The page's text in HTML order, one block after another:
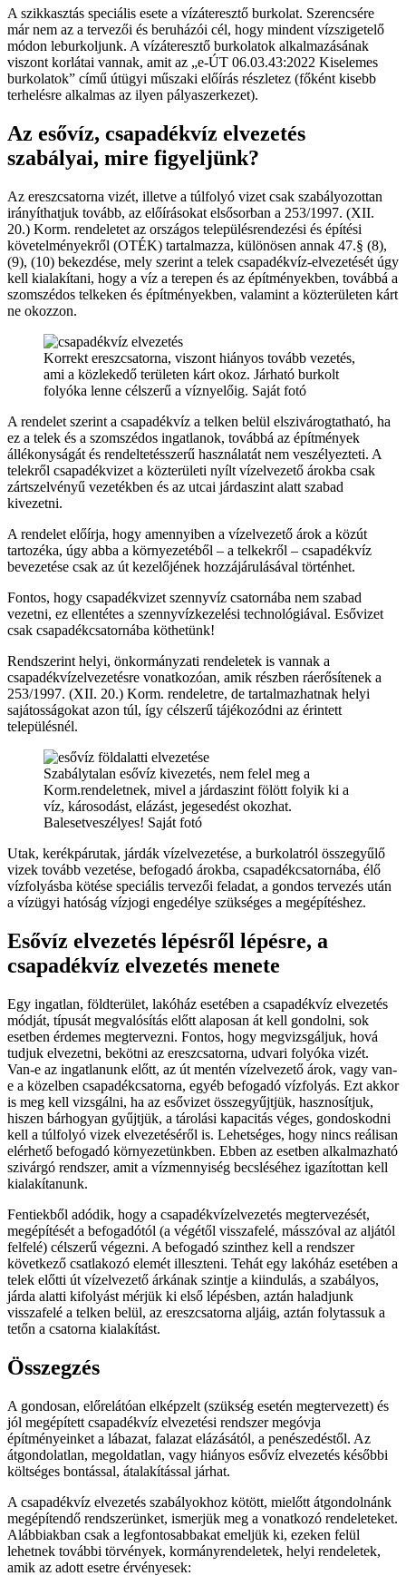
A szikkasztás speciális esete a vízáteresztő burkolat. Szerencsére
már nem az a tervezői és beruházói cél, hogy mindent vízszigetelő
módon leburkoljunk. A vízáteresztő burkolatok alkalmazásának
viszont korlátai vannak, amit az „e-ÚT 06.03.43:2022 Kiselemes
burkolatok” című útügyi műszaki előírás részletez (főként kisebb
terhelésre alkalmas az ilyen pályaszerkezet).
Az esővíz, csapadékvíz elvezetés
szabályai, mire figyeljünk?
Az ereszcsatorna vizét, illetve a túlfolyó vizet csak szabályozottan
irányíthatjuk tovább, az előírásokat elsősorban a 253/1997. (XII.
20.) Korm. rendeletet az országos településrendezési és építési
követelményekről (OTÉK) tartalmazza, különösen annak 47.§ (8),
(9), (10) bekezdése, mely szerint a telek csapadékvíz-elvezetését úgy
kell kialakítani, hogy a víz a terepen és az építményekben, továbbá a
szomszédos telkeken és építményekben, valamint a közterületen kárt
ne okozzon.
Korrekt ereszcsatorna, viszont hiányos tovább vezetés,
ami a közlekedő területen kárt okoz. Járható burkolt
folyóka lenne célszerű a víznyelőig. Saját fotó
A rendelet szerint a csapadékvíz a telken belül elszivárogtatható, ha
ez a telek és a szomszédos ingatlanok, továbbá az építmények
állékonyságát és rendeltetésszerű használatát nem veszélyezteti. A
telekről csapadékvizet a közterületi nyílt vízelvezető árokba csak
zártszelvényű vezetékben és az utcai járdaszint alatt szabad
kivezetni.
A rendelet előírja, hogy amennyiben a vízelvezető árok a közút
tartozéka, úgy abba a környezetéből – a telkekről – csapadékvíz
bevezetése csak az út kezelőjének hozzájárulásával történhet.
Fontos, hogy csapadékvizet szennyvíz csatornába nem szabad
vezetni, ez ellentétes a szennyvízkezelési technológiával. Esővizet
csak csapadékcsatornába köthetünk!
Rendszerint helyi, önkormányzati rendeletek is vannak a
csapadékvízelvezetésre vonatkozóan, amik részben ráerősítenek a
253/1997. (XII. 20.) Korm. rendeletre, de tartalmazhatnak helyi
sajátosságokat azon túl, így célszerű tájékozódni az érintett
településnél.
Szabálytalan esővíz kivezetés, nem felel meg a
Korm.rendeletnek, mivel a járdaszint fölött folyik ki a
víz, károsodást, elázást, jegesedést okozhat.
Balesetveszélyes! Saját fotó
Utak, kerékpárutak, járdák vízelvezetése, a burkolatról összegyűlő
vizek tovább vezetése, befogadó árokba, csapadékcsatornába, élő
vízfolyásba kötése speciális tervezői feladat, a gondos tervezés után
a vízügyi hatóság vízjogi engedélye szükséges a megépítéshez.
Esővíz elvezetés lépésről lépésre, a
csapadékvíz elvezetés menete
Egy ingatlan, földterület, lakóház esetében a csapadékvíz elvezetés
módját, típusát megvalósítás előtt alaposan át kell gondolni, sok
esetben érdemes megtervezni. Fontos, hogy megvizsgáljuk, hová
tudjuk elvezetni, bekötni az ereszcsatorna, udvari folyóka vizét.
Van-e az ingatlanunk előtt, az út mentén vízelvezető árok, vagy van-
e a közelben csapadékcsatorna, egyéb befogadó vízfolyás. Ezt akkor
is meg kell vizsgálni, ha az esővizet összegyűjtjük, hasznosítjuk,
hiszen bárhogyan gyűjtjük, a tárolási kapacitás véges, gondoskodni
kell a túlfolyó vizek elvezetéséről is. Lehetséges, hogy nincs reálisan
elérhető befogadó környezetünkben. Ebben az esetben alkalmazható
szivárgó rendszer, amit a vízmennyiség becsléséhez igazítottan kell
kialakítanunk.
Fentiekből adódik, hogy a csapadékvízelvezetés megtervezését,
megépítését a befogadótól (a végétől visszafelé, másszóval az aljától
felfelé) célszerű végezni. A befogadó szinthez kell a rendszer
következő csatlakozó elemét illeszteni. Tehát egy lakóház esetében a
telek előtti út vízelvezető árkának szintje a kiindulás, a szabályos,
járda alatti kifolyást mérjük ki első lépésben, aztán haladjunk
visszafelé a telken belül, az ereszcsatorna aljáig, aztán folytassuk a
tetőn a csatorna kialakítást.
Összegzés
A gondosan, előrelátóan elképzelt (szükség esetén megtervezett) és
jól megépített csapadékvíz elvezetési rendszer megóvja
építményeinket a lábazat, falazat elázásától, a penészedéstől. Az
átgondolatlan, megoldatlan, vagy hiányos esővíz elvezetés későbbi
költséges bontással, átalakítással járhat.
A csapadékvíz elvezetés szabályokhoz kötött, mielőtt átgondolnánk
megépítendő rendszerünket, ismerjük meg a vonatkozó rendeleteket.
Alábbiakban csak a legfontosabbakat emeljük ki, ezeken felül
lehetnek további törvények, kormányrendeletek, helyi rendeletek,
amik az adott esetre érvényesek: